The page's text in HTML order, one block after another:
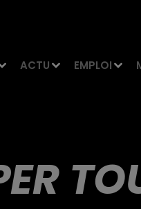
ACTU EMPLOI